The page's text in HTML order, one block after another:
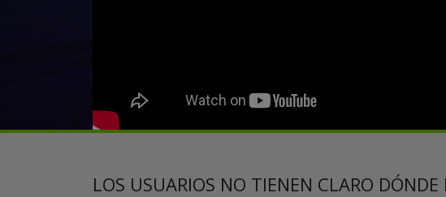
LOS USUARIOS NO TIENEN CLARO